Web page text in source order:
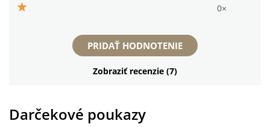
0×
PRIDAŤ HODNOTENIE
Zobraziť recenzie (7)
Darčekové poukazy